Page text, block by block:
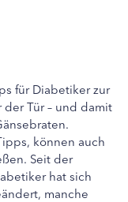
für Diabetiker zur
Tür – und damit
können auch
Seit der
hat sich
manche